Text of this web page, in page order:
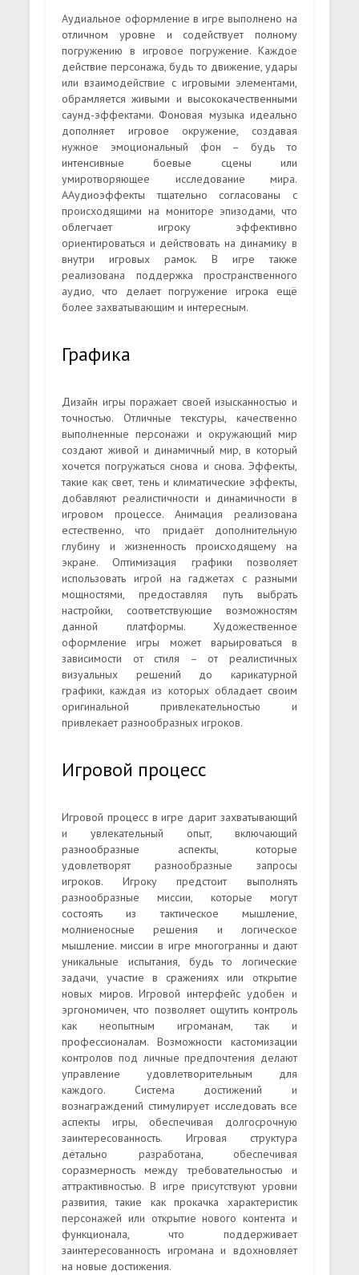
Аудиальное оформление в игре выполнено на
отличном уровне и содействует полному
погружению в игровое погружение. Каждое
действие персонажа, будь то движение, удары
или взаимодействие с игровыми элементами,
обрамляется живыми и высококачественными
саунд-эффектами. Фоновая музыка идеально
дополняет игровое окружение, создавая
нужное эмоциональный фон – будь то
интенсивные боевые сцены или
умиротворяющее исследование мира.
ААудиоэффекты тщательно согласованы с
происходящими на мониторе эпизодами, что
облегчает игроку эффективно
ориентироваться и действовать на динамику в
внутри игровых рамок. В игре также
реализована поддержка пространственного
аудио, что делает погружение игрока ещё
более захватывающим и интересным.
Графика
Дизайн игры поражает своей изысканностью и
точностью. Отличные текстуры, качественно
выполненные персонажи и окружающий мир
создают живой и динамичный мир, в который
хочется погружаться снова и снова. Эффекты,
такие как свет, тень и климатические эффекты,
добавляют реалистичности и динамичности в
игровом процессе. Анимация реализована
естественно, что придаёт дополнительную
глубину и жизненность происходящему на
экране. Оптимизация графики позволяет
использовать игрой на гаджетах с разными
мощностями, предоставляя путь выбрать
настройки, соответствующие возможностям
данной платформы. Художественное
оформление игры может варьироваться в
зависимости от стиля – от реалистичных
визуальных решений до карикатурной
графики, каждая из которых обладает своим
оригинальной привлекательностью и
привлекает разнообразных игроков.
Игровой процесс
Игровой процесс в игре дарит захватывающий
и увлекательный опыт, включающий
разнообразные аспекты, которые
удовлетворят разнообразные запросы
игроков. Игроку предстоит выполнять
разнообразные миссии, которые могут
состоять из тактическое мышление,
молниеносные решения и логическое
мышление. миссии в игре многогранны и дают
уникальные испытания, будь то логические
задачи, участие в сражениях или открытие
новых миров. Игровой интерфейс удобен и
эргономичен, что позволяет ощутить контроль
как неопытным игроманам, так и
профессионалам. Возможности кастомизации
контролов под личные предпочтения делают
управление удовлетворительным для
каждого. Система достижений и
вознаграждений стимулирует исследовать все
аспекты игры, обеспечивая долгосрочную
заинтересованность. Игровая структура
детально разработана, обеспечивая
соразмерность между требовательностью и
аттрактивностью. В игре присутствуют уровни
развития, такие как прокачка характеристик
персонажей или открытие нового контента и
функционала, что поддерживает
заинтересованность игромана и вдохновляет
на новые достижения.